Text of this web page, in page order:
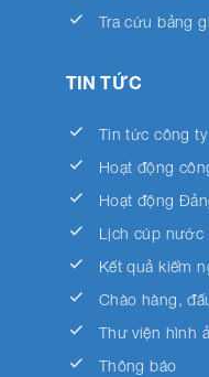
done Tra cứu bảng
TIN TỨC
done Tin tức công ty
done Hoạt động
done Hoạt động
done Lịch cúp nước
done Kết quả kiểm
done Chào hàng,
done Thư viện hình
done Thông báo